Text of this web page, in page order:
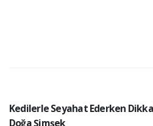
Kedilerle Seyahat Ederken
Doğa Şimşek